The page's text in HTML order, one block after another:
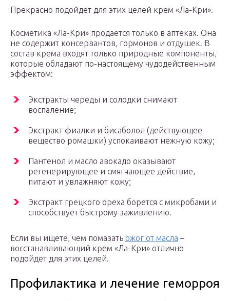
Прекрасно подойдет для этих целей крем «Ла-Кри».
Косметика «Ла-Кри» продается только в аптеках. Она
не содержит консервантов, гормонов и отдушек. В
состав крема входят только природные компоненты,
которые обладают по-настоящему чудодейственным
эффектом:
Экстракты череды и солодки снимают
воспаление;
Экстракт фиалки и бисаболол (действующее
вещество ромашки) успокаивают нежную кожу;
Пантенол и масло авокадо оказывают
регенерирующее и смягчающее действие,
питают и увлажняют кожу;
Экстракт грецкого ореха борется с микробами и
способствует быстрому заживлению.
Если вы ищете, чем помазать ожог от масла –
восстанавливающий крем «Ла-Кри» отлично
подойдет для этих целей.
Профилактика и лечение геморроя